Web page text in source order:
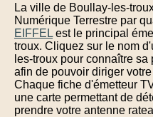
La ville de Boullay-les-
Numérique Terrestre par
EIFFEL est le principal
troux. Cliquez sur le nom
les-troux pour connaître
afin de pouvoir diriger
Chaque fiche d'émetteur
une carte permettant de
prendre votre antenne